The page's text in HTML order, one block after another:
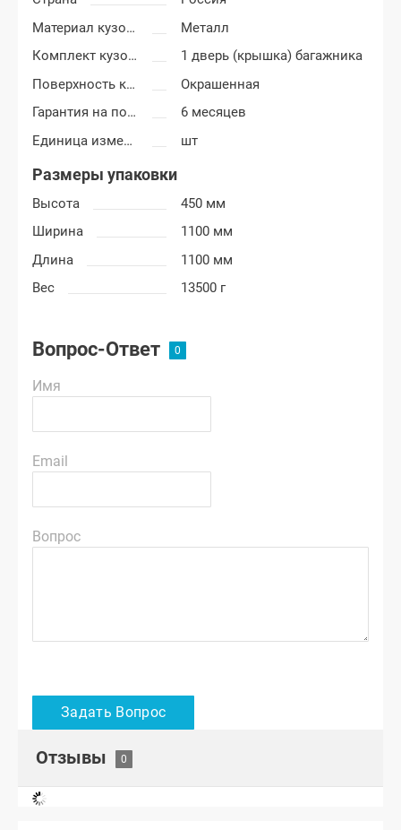
Материал кузовных деталей
Металл
Комплект кузовных деталей
1 дверь (крышка) багажника
Поверхность крышки багажника
Окрашенная
Гарантия на покраску
6 месяцев
Единица измерения
шт
Размеры упаковки
Высота
450 мм
Ширина
1100 мм
Длина
1100 мм
Вес
13500 г
Вопрос-Ответ
Имя
Email
Вопрос
Отзывы